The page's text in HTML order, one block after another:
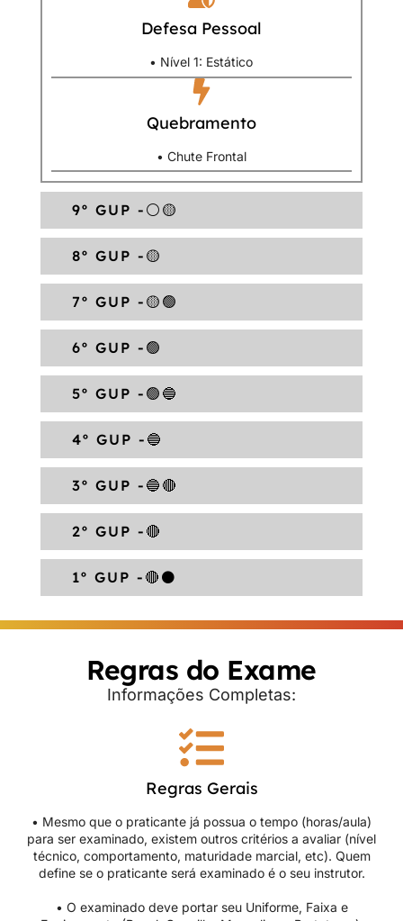
9º GUP -⚪🟡
8º GUP -🟡
7º GUP -🟡🟢
6º GUP -🟢
5º GUP -🟢🔵
4º GUP -🔵
3º GUP -🔵🔴
2º GUP -🔴
1º GUP -🔴⚫
Defesa Pessoal
• Nível 1: Estático
Quebramento
• Chute Frontal
Regras do Exame
Informações Completas:
Regras Gerais
• Mesmo que o praticante já possua o tempo (horas/aula)
para ser examinado, existem outros critérios a avaliar (nível
técnico, comportamento, maturidade marcial, etc). Quem
define se o praticante será examinado é o seu instrutor.
• O examinado deve portar seu Uniforme, Faixa e